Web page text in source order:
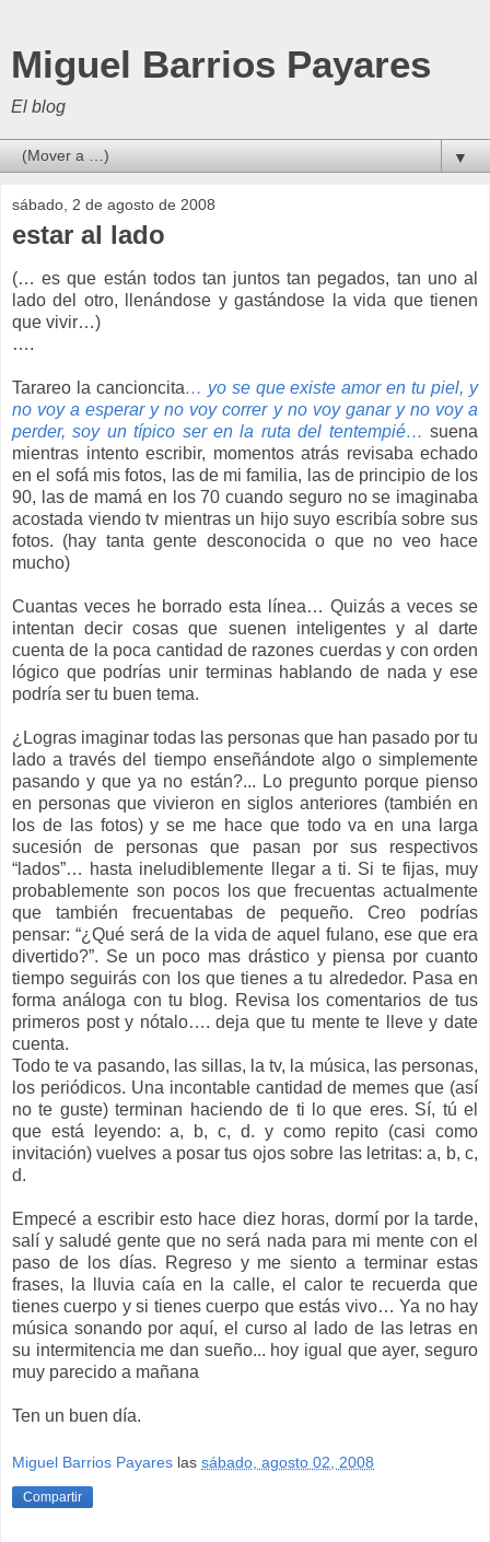
Miguel Barrios Payares
El blog
▼
sábado, 2 de agosto de 2008
estar al lado
(… es que están todos tan juntos tan pegados, tan uno al
lado del otro, llenándose y gastándose la vida que tienen
que vivir…)
….
Tarareo la cancioncita… yo se que existe amor en tu piel, y
no voy a esperar y no voy correr y no voy ganar y no voy a
perder, soy un típico ser en la ruta del tentempié… suena
mientras intento escribir, momentos atrás revisaba echado
en el sofá mis fotos, las de mi familia, las de principio de los
90, las de mamá en los 70 cuando seguro no se imaginaba
acostada viendo tv mientras un hijo suyo escribía sobre sus
fotos. (hay tanta gente desconocida o que no veo hace
mucho)
Cuantas veces he borrado esta línea… Quizás a veces se
intentan decir cosas que suenen inteligentes y al darte
cuenta de la poca cantidad de razones cuerdas y con orden
lógico que podrías unir terminas hablando de nada y ese
podría ser tu buen tema.
¿Logras imaginar todas las personas que han pasado por tu
lado a través del tiempo enseñándote algo o simplemente
pasando y que ya no están?... Lo pregunto porque pienso
en personas que vivieron en siglos anteriores (también en
los de las fotos) y se me hace que todo va en una larga
sucesión de personas que pasan por sus respectivos
“lados”… hasta ineludiblemente llegar a ti. Si te fijas, muy
probablemente son pocos los que frecuentas actualmente
que también frecuentabas de pequeño. Creo podrías
pensar: “¿Qué será de la vida de aquel fulano, ese que era
divertido?”. Se un poco mas drástico y piensa por cuanto
tiempo seguirás con los que tienes a tu alrededor. Pasa en
forma análoga con tu blog. Revisa los comentarios de tus
primeros post y nótalo…. deja que tu mente te lleve y date
cuenta.
Todo te va pasando, las sillas, la tv, la música, las personas,
los periódicos. Una incontable cantidad de memes que (así
no te guste) terminan haciendo de ti lo que eres. Sí, tú el
que está leyendo: a, b, c, d. y como repito (casi como
invitación) vuelves a posar tus ojos sobre las letritas: a, b, c,
d.
Empecé a escribir esto hace diez horas, dormí por la tarde,
salí y saludé gente que no será nada para mi mente con el
paso de los días. Regreso y me siento a terminar estas
frases, la lluvia caía en la calle, el calor te recuerda que
tienes cuerpo y si tienes cuerpo que estás vivo… Ya no hay
música sonando por aquí, el curso al lado de las letras en
su intermitencia me dan sueño... hoy igual que ayer, seguro
muy parecido a mañana
Ten un buen día.
Miguel Barrios Payares las sábado, agosto 02, 2008
Compartir